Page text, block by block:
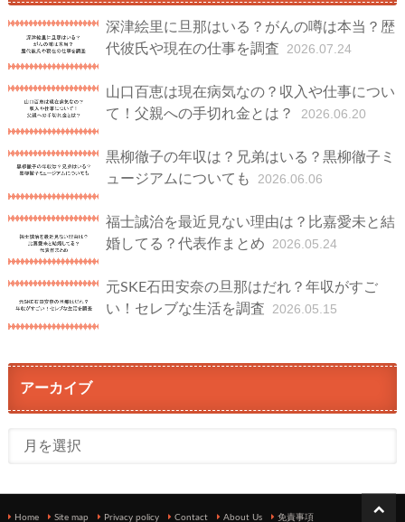
深津絵里に旦那はいる？がんの噂は本当？歴
代彼氏や現在の仕事を調査
2026.07.24
山口百恵は現在病気なの？収入や仕事につい
て！父親への手切れ金とは？
2026.06.20
黒柳徹子の年収は？兄弟はいる？黒柳徹子ミ
ュージアムについても
2026.06.06
福士誠治を最近見ない理由は？比嘉愛未と結
婚してる？代表作まとめ
2026.05.24
元SKE石田安奈の旦那はだれ？年収がすご
い！セレブな生活を調査
2026.05.15
アーカイブ
Home Site map Privacy policy Contact About Us 免責事項